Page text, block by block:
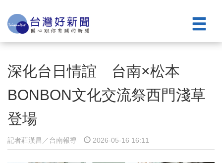
深化台日情誼 台南×松本
BONBON文化交流祭西門淺草
登場
記者莊漢昌／台南報導 2026-05-16 16:11